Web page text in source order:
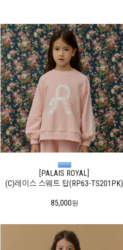
[PALAIS ROYAL]
(C)레이스 스웨트 탑(RP63-TS201PK)
85,000원